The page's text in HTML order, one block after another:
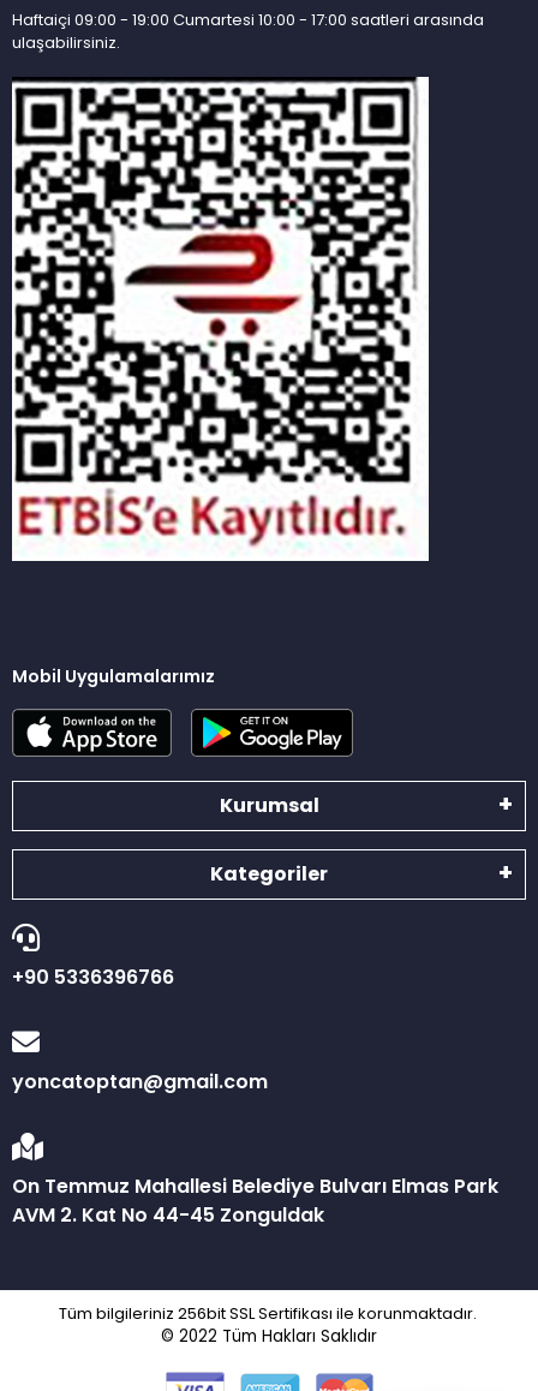
Haftaiçi 09:00 - 19:00 Cumartesi 10:00 - 17:00 saatleri arasında
ulaşabilirsiniz.
Mobil Uygulamalarımız
Kurumsal
Kategoriler
+90 5336396766
yoncatoptan@gmail.com
On Temmuz Mahallesi Belediye Bulvarı Elmas Park
AVM 2. Kat No 44-45 Zonguldak
Tüm bilgileriniz 256bit SSL Sertifikası ile korunmaktadır.
© 2022 Tüm Hakları Saklıdır